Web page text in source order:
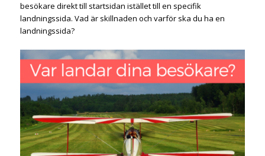
besökare direkt till startsidan istället till en specifik
landningssida. Vad är skillnaden och varför ska du ha en
landningssida?